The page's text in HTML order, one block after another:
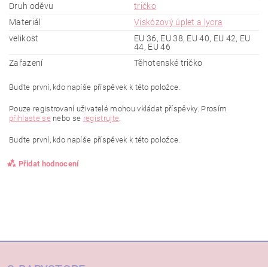
Druh oděvu
tričko
Materiál
Viskózový úplet a lycra
velikost
EU 36, EU 38, EU 40, EU 42, EU
44, EU 46
Zařazení
Těhotenské tričko
Buďte první, kdo napíše příspěvek k této položce.
Pouze registrovaní uživatelé mohou vkládat příspěvky. Prosím
přihlaste senebo se registrujte
Buďte první, kdo napíše příspěvek k této položce.
Přidat hodnocení